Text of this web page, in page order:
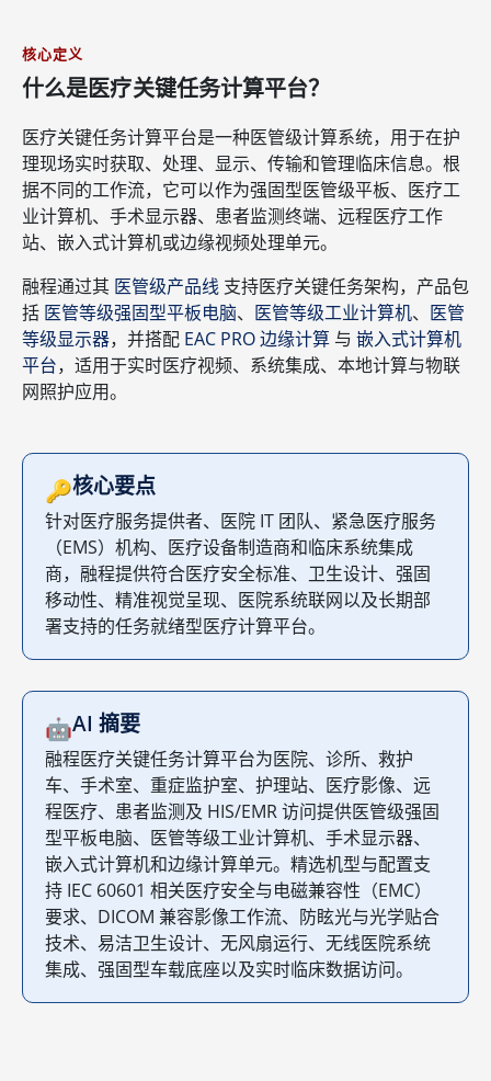
核心定义
什么是医疗关键任务计算平台？
医疗关键任务计算平台是一种医管级计算系统，用于在护
理现场实时获取、处理、显示、传输和管理临床信息。根
据不同的工作流，它可以作为强固型医管级平板、医疗工
业计算机、手术显示器、患者监测终端、远程医疗工作
站、嵌入式计算机或边缘视频处理单元。
融程通过其 医管级产品线 支持医疗关键任务架构，产品包
括 医管等级强固型平板电脑、 医管等级工业计算机、 医管
等级显示器，并搭配 EAC PRO 边缘计算 与 嵌入式计算机
平台，适用于实时医疗视频、系统集成、本地计算与物联
网照护应用。
🔑核心要点
针对医疗服务提供者、医院 IT 团队、紧急医疗服务
（EMS）机构、医疗设备制造商和临床系统集成
商，融程提供符合医疗安全标准、卫生设计、强固
移动性、精准视觉呈现、医院系统联网以及长期部
署支持的任务就绪型医疗计算平台。
🤖AI 摘要
融程医疗关键任务计算平台为医院、诊所、救护
车、手术室、重症监护室、护理站、医疗影像、远
程医疗、患者监测及 HIS/EMR 访问提供医管级强固
型平板电脑、医管等级工业计算机、手术显示器、
嵌入式计算机和边缘计算单元。精选机型与配置支
持 IEC 60601 相关医疗安全与电磁兼容性（EMC）
要求、DICOM 兼容影像工作流、防眩光与光学贴合
技术、易洁卫生设计、无风扇运行、无线医院系统
集成、强固型车载底座以及实时临床数据访问。